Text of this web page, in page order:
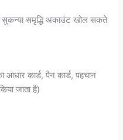
सुकन्या समृद्धि अकाउंट खोल सकते
आधार कार्ड, पैन कार्ड, पहचान
जाता है)